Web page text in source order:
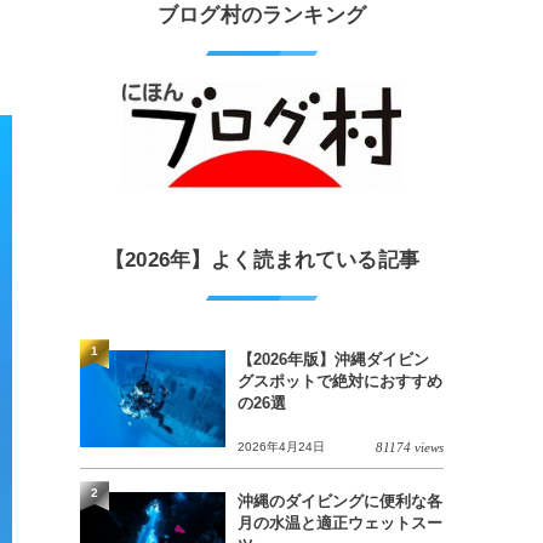
ブログ村のランキング
【2026年】よく読まれている記事
【2026年版】沖縄ダイビン
グスポットで絶対におすすめ
の26選
2026年4月24日 81174 views
1
沖縄のダイビングに便利な各
月の水温と適正ウェットスー
2